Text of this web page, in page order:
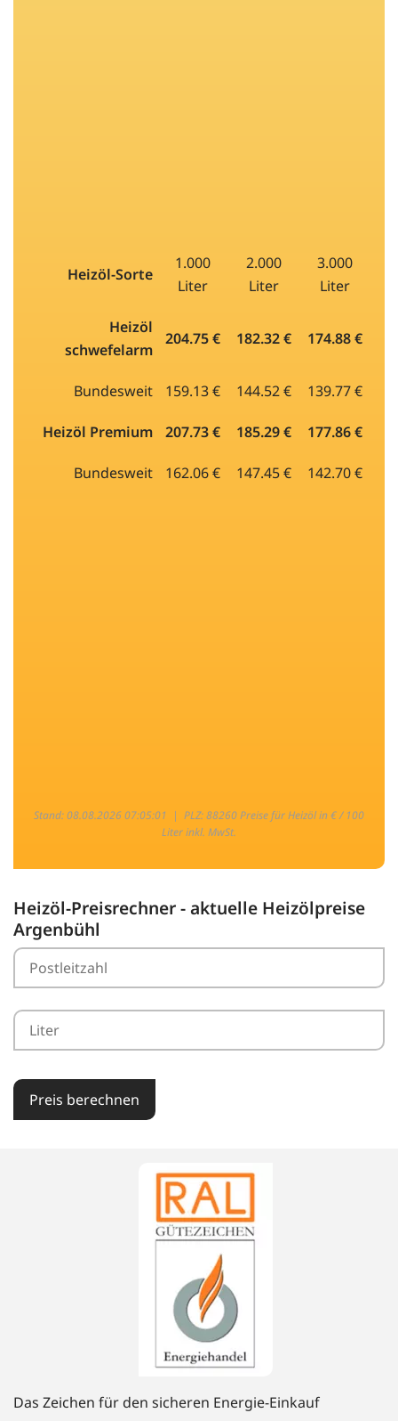
Heizöl-Sorte
1.000
Liter
2.000
Liter
3.000
Liter
Heizöl
schwefelarm
204.75 € 182.32 € 174.88 €
Bundesweit 159.13 € 144.52 € 139.77 €
Heizöl Premium 207.73 € 185.29 € 177.86 €
Bundesweit 162.06 € 147.45 € 142.70 €
Stand: 08.08.2026 07:05:01 | PLZ: 88260 Preise für Heizöl in € / 100
Liter inkl. MwSt.
Heizöl-Preisrechner - aktuelle Heizölpreise
Argenbühl
Preis berechnen
Das Zeichen für den sicheren Energie-Einkauf